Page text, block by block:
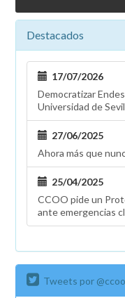
Destacados
17/07/2026
Democratizar
Universidad de
27/06/2025
Ahora más que
25/04/2025
CCOO pide un
ante emergencias
Tweets por